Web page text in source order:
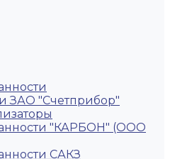
ЗАО "Счетприбор"
"КАРБОН" (ООО
САКЗ